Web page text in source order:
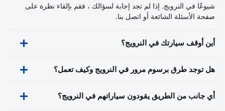
شيوعًا في النرويج. إذا لم تجد إجابة لسؤالك ، فقم بإلقاء نظرة على
صفحة الأسئلة الشائعة أو اتصل بنا.
أين أوقف سيارتك في النرويج؟
هل توجد طرق برسوم مرور في النرويج وكيف تعمل؟
أي جانب من الطريق يقودون سياراتهم في النرويج؟